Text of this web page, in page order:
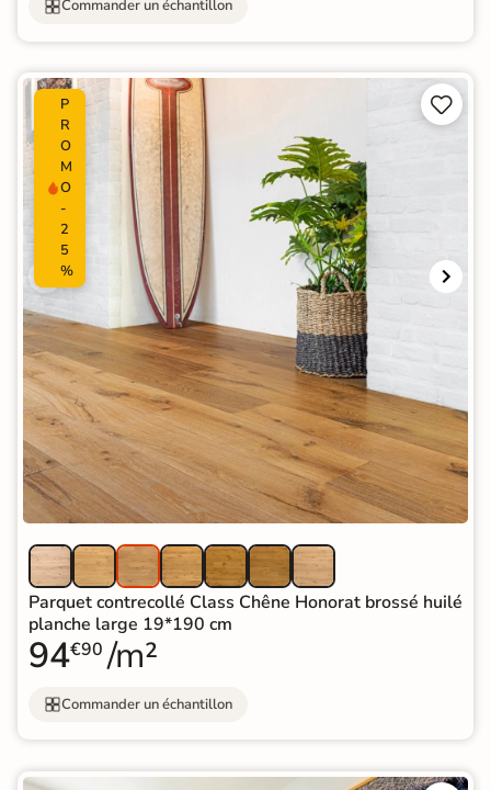
Commander un échantillon
P
R
O
M
O
-
2
5
%


Parquet contrecollé Class Chêne Honorat brossé huilé
planche large 19*190 cm
94€90 /m²
Commander un échantillon